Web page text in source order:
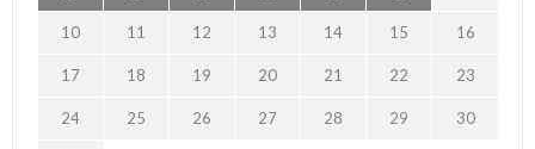
10 11 12 13 14 15 16
17 18 19 20 21 22 23
24 25 26 27 28 29 30